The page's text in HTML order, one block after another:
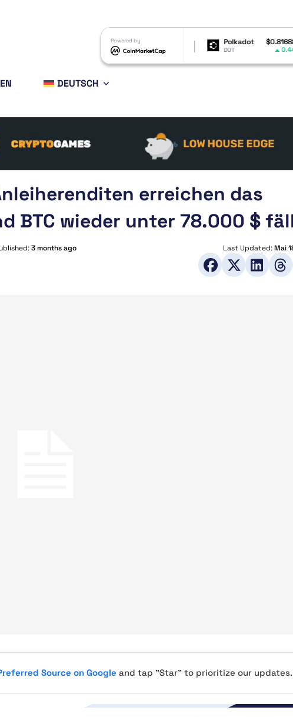
Powered by
$0.000005
0.84%
Polkadot $0.816882
0.44%
DEUTSCH
erreichen das
BTC wieder unter 78.000 $
3 months ago Last Updated:Mai
Source on Google and tap "Star" to prioritize our updates.